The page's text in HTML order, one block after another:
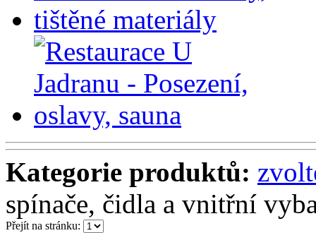
Kategorie produktů:
spínače, čidla a vnitřní
Přejít na stránku: